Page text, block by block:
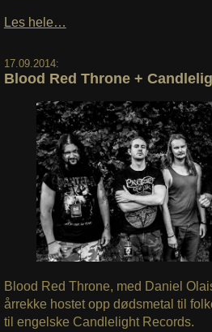
Les hele…
17.09.2014:
Blood Red Throne +
Blood Red Throne, med Daniel
årrekke hostet opp dødsmetal til
til engelske Candlelight Records.